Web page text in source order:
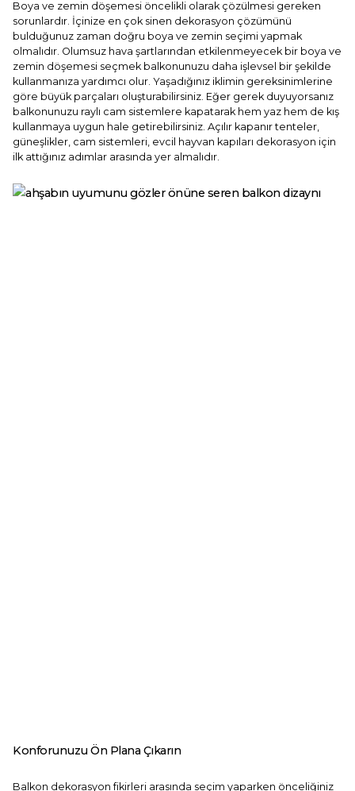
Boya ve zemin döşemesi öncelikli olarak çözülmesi gereken
sorunlardır. İçinize en çok sinen dekorasyon çözümünü
bulduğunuz zaman doğru boya ve zemin seçimi yapmak
olmalıdır. Olumsuz hava şartlarından etkilenmeyecek bir boya ve
zemin döşemesi seçmek balkonunuzu daha işlevsel bir şekilde
kullanmanıza yardımcı olur. Yaşadığınız iklimin gereksinimlerine
göre büyük parçaları oluşturabilirsiniz. Eğer gerek duyuyorsanız
balkonunuzu raylı cam sistemlere kapatarak hem yaz hem de kış
kullanmaya uygun hale getirebilirsiniz. Açılır kapanır tenteler,
güneşlikler, cam sistemleri, evcil hayvan kapıları dekorasyon için
ilk attığınız adımlar arasında yer almalıdır.
Konforunuzu Ön Plana Çıkarın
Balkon dekorasyon fikirleri arasında seçim yaparken önceliğiniz